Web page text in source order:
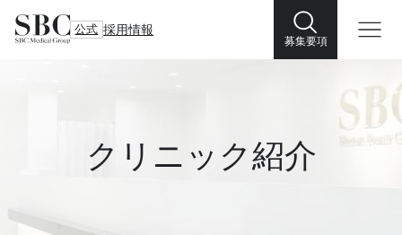
公式 採用情報
募集要項
クリニック紹介